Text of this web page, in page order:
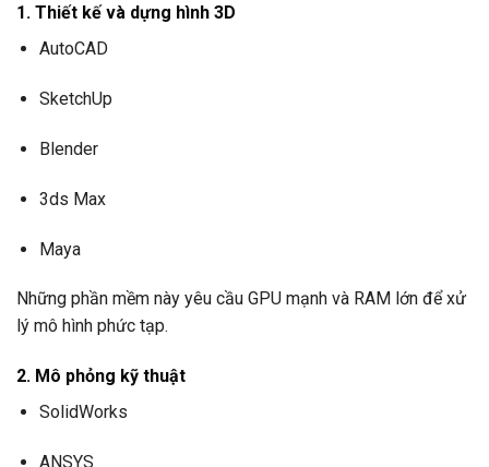
1. Thiết kế và dựng hình 3D
AutoCAD
SketchUp
Blender
3ds Max
Maya
Những phần mềm này yêu cầu GPU mạnh và RAM lớn để xử
lý mô hình phức tạp.
2. Mô phỏng kỹ thuật
SolidWorks
ANSYS